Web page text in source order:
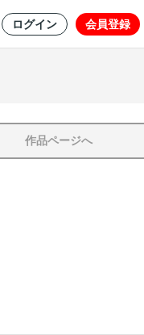
ログイン 会員登録
作品ページへ